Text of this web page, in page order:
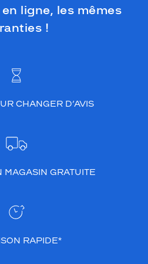
ligne, les mêmes
!
CHANGER D’AVIS
MAGASIN GRATUITE
RAPIDE*